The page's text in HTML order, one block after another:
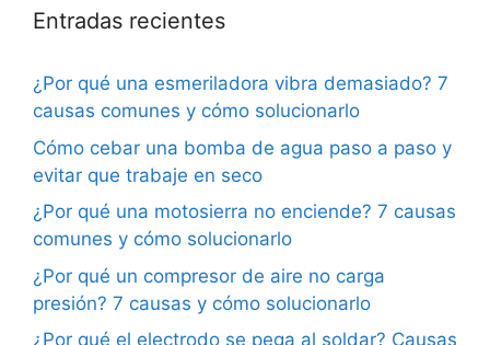
Entradas recientes
¿Por qué una esmeriladora vibra demasiado? 7
causas comunes y cómo solucionarlo
Cómo cebar una bomba de agua paso a paso y
evitar que trabaje en seco
¿Por qué una motosierra no enciende? 7 causas
comunes y cómo solucionarlo
¿Por qué un compresor de aire no carga
presión? 7 causas y cómo solucionarlo
¿Por qué el electrodo se pega al soldar? Causas